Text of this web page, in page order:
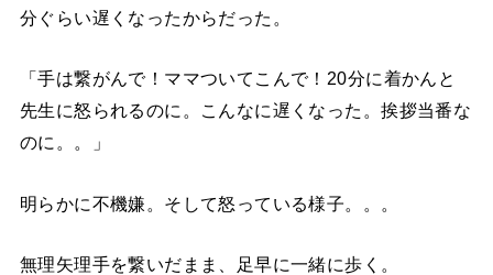
分ぐらい遅くなったからだった。
「手は繋がんで！ママついてこんで！20分に着かんと
先生に怒られるのに。こんなに遅くなった。挨拶当番な
のに。。」
明らかに不機嫌。そして怒っている様子。。。
無理矢理手を繋いだまま、足早に一緒に歩く。